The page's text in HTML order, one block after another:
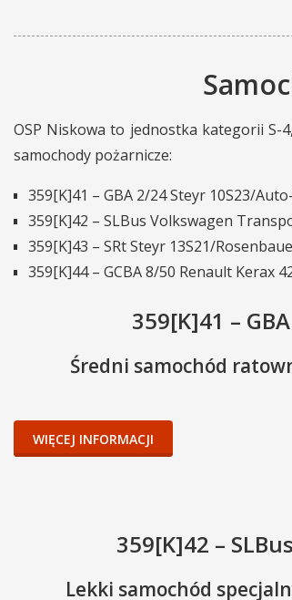
OSP Niskowa to jednostka kategorii S-
samochody pożarnicze:
359[K]41 – GBA 2/24 Steyr 10S23/
359[K]42 – SLBus Volkswagen
359[K]43 – SRt Steyr 13S21/
359[K]44 – GCBA 8/50 Renault Kerax
359[K]41 –
Średni samochód
WIĘCEJ INFORMACJI
Numer operacyjny:359[K]42 –
Lekki samochód